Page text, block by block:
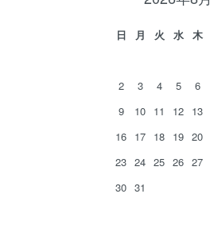
日 月 火 水 木
2
3 4 5 6
9
10 11 12 13
16 17 18 19 20
23 24 25 26 27
30 31